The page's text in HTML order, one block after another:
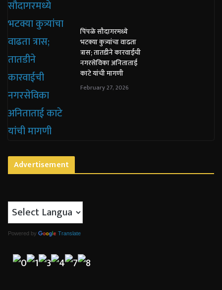
पिंपळे सौदागरमध्ये
भटक्या कुत्र्यांचा वाढता
त्रास; तातडीने कारवाईची
नगरसेविका अनिताताई
काटे यांची मागणी
February 27, 2026
Advertisement
Powered by Translate